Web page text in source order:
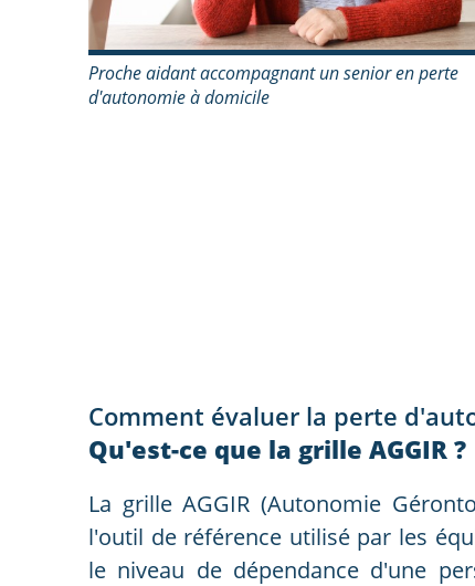
Proche aidant accompagnant un senior en perte
d'autonomie à domicile
Comment évaluer la perte
Qu'est-ce que la grille AGGIR ?
La grille AGGIR (Autonomie
l'outil de référence utilisé par les
le niveau de dépendance d'une